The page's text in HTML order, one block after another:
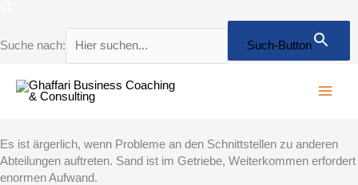
Suche nach: Such-Button
springen
Es ist ärgerlich, wenn Probleme an den Schnittstellen zu anderen
Abteilungen auftreten. Sand ist im Getriebe, Weiterkommen erfordert
enormen Aufwand.